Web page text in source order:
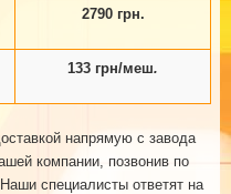
2790 грн.
133 грн/меш.
напрямую с завода
компании, позвонив по
специалисты ответят на